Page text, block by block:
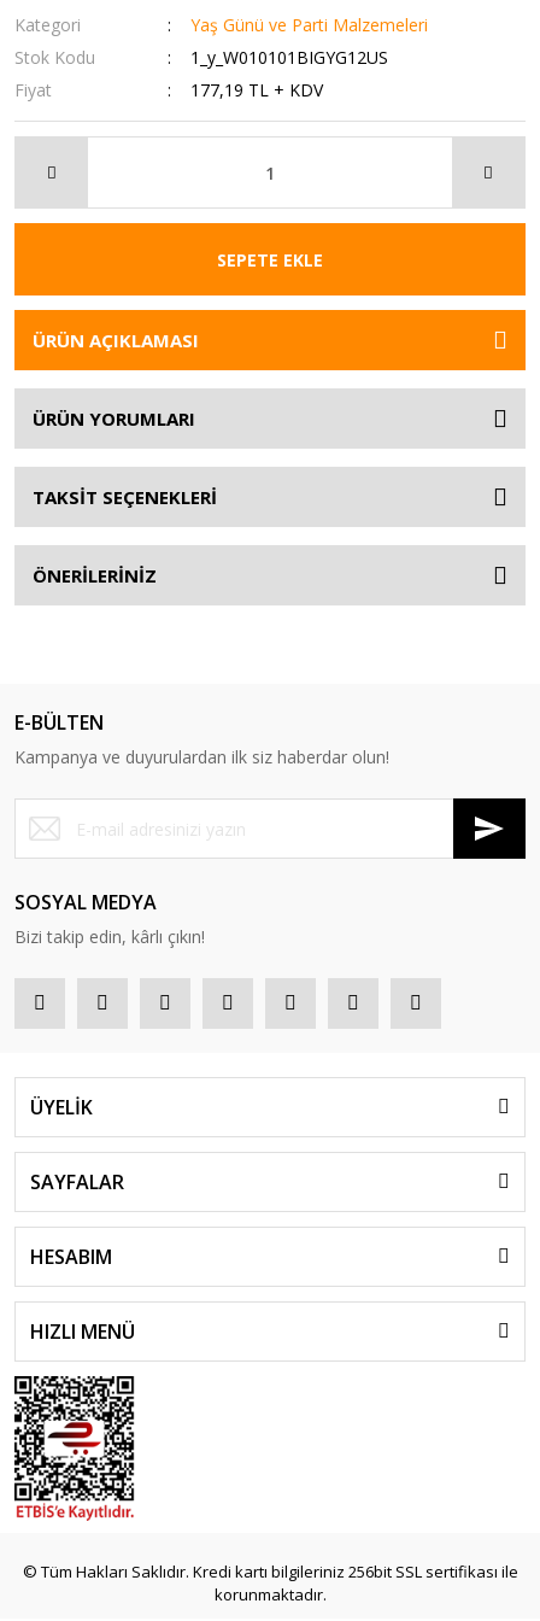
Kategori
Yaş Günü ve Parti Malzemeleri
Stok Kodu
1_y_W010101BIGYG12US
Fiyat
177,19 TL + KDV
SEPETE EKLE
ÜRÜN AÇIKLAMASI
ÜRÜN YORUMLARI
TAKSİT SEÇENEKLERİ
ÖNERİLERİNİZ
E-BÜLTEN
Kampanya ve duyurulardan ilk siz haberdar olun!
SOSYAL MEDYA
Bizi takip edin, kârlı çıkın!
ÜYELİK
SAYFALAR
HESABIM
HIZLI MENÜ
© Tüm Hakları Saklıdır. Kredi kartı bilgileriniz 256bit SSL sertifikası ile
korunmaktadır.